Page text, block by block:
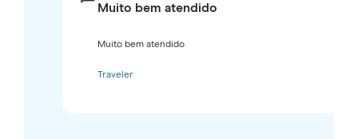
Muito bem atendido
Muito bem atendido
Traveler